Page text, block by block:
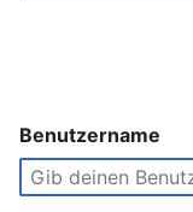
Benutzername